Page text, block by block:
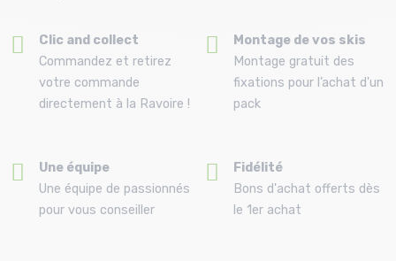
Clic and collect
Commandez et retirez
votre commande
directement à la Ravoire !
Montage de vos skis
Montage gratuit des
fixations pour l’achat d'un
pack
Une équipe
Une équipe de passionnés
pour vous conseiller
Fidélité
Bons d'achat offerts dès
le 1er achat